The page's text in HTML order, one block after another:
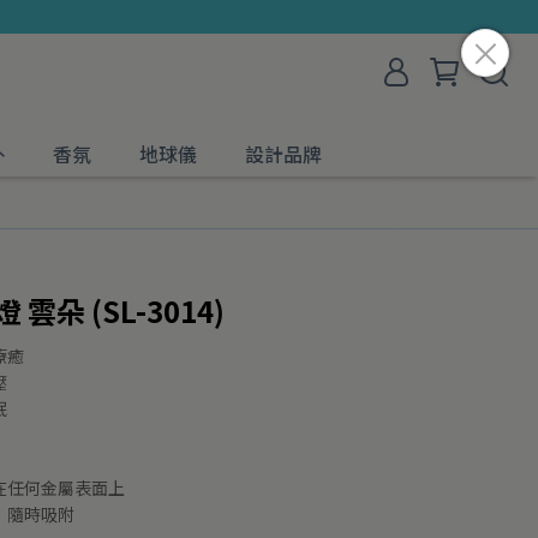
香氛 地球儀 設計品牌
雲朵 (SL-3014)
癒
何金屬表面上
隨時吸附